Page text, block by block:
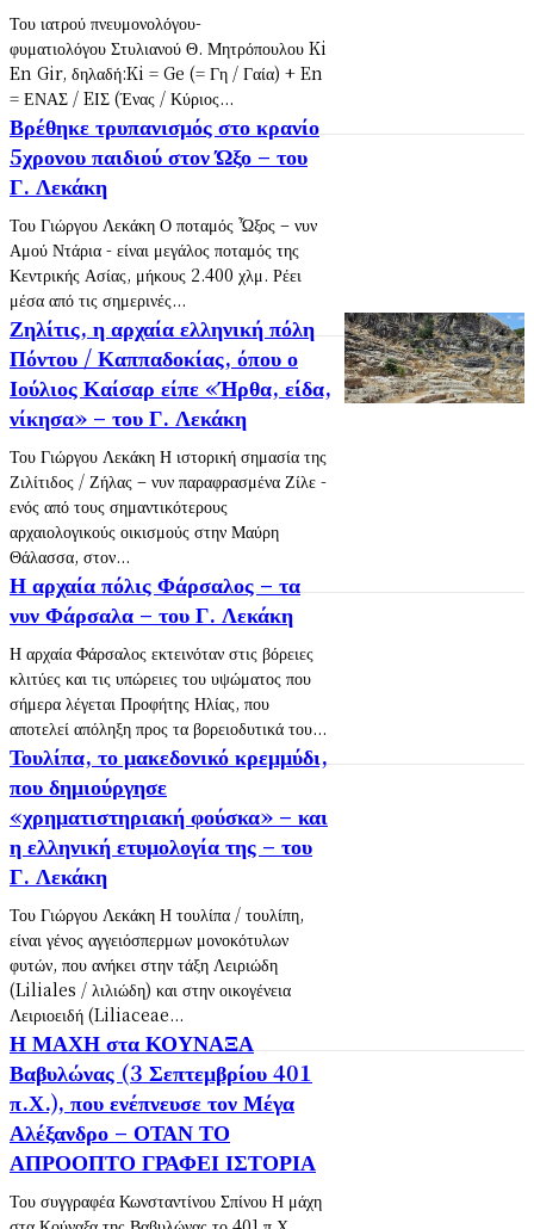
Του ιατρού πνευμονολόγου-
φυματιολόγου Στυλιανού Θ. Μητρόπουλου Ki
En Gir, δηλαδή:Ki = Ge (= Γη / Γαία) + En
= ΕΝΑΣ / EΙΣ (Ένας / Κύριος...
Βρέθηκε τρυπανισμός στο κρανίο
5χρονου παιδιού στον Ώξο – του
Γ. Λεκάκη
Του Γιώργου Λεκάκη Ο ποταμός Ὦξος – νυν
Αμού Ντάρια - είναι μεγάλος ποταμός της
Κεντρικής Ασίας, μήκους 2.400 χλμ. Ρέει
μέσα από τις σημερινές...
Ζηλίτις, η αρχαία ελληνική πόλη
Πόντου / Καππαδοκίας, όπου ο
Ιούλιος Καίσαρ είπε «Ήρθα, είδα,
νίκησα» – του Γ. Λεκάκη
Του Γιώργου Λεκάκη Η ιστορική σημασία της
Ζιλίτιδος / Ζήλας – νυν παραφρασμένα Ζίλε -
ενός από τους σημαντικότερους
αρχαιολογικούς οικισμούς στην Μαύρη
Θάλασσα, στον...
Η αρχαία πόλις Φάρσαλος – τα
νυν Φάρσαλα – του Γ. Λεκάκη
Η αρχαία Φάρσαλος εκτεινόταν στις βόρειες
κλιτύες και τις υπώρειες του υψώματος που
σήμερα λέγεται Προφήτης Ηλίας, που
αποτελεί απόληξη προς τα βορειοδυτικά του...
Τουλίπα, το μακεδονικό κρεμμύδι,
που δημιούργησε
«χρηματιστηριακή φούσκα» – και
η ελληνική ετυμολογία της – του
Γ. Λεκάκη
Του Γιώργου Λεκάκη Η τουλίπα / τουλίπη,
είναι γένος αγγειόσπερμων μονοκότυλων
φυτών, που ανήκει στην τάξη Λειριώδη
(Liliales / λιλιώδη) και στην οικογένεια
Λειριοειδή (Liliaceae...
Η ΜΑΧΗ στα ΚΟΥΝΑΞΑ
Βαβυλώνας (3 Σεπτεμβρίου 401
π.Χ.), που ενέπνευσε τον Μέγα
Αλέξανδρο – ΟΤΑΝ ΤΟ
ΑΠΡΟΟΠΤΟ ΓΡΑΦΕΙ ΙΣΤΟΡΙΑ
Του συγγραφέα Κωνσταντίνου Σπίνου Η μάχη